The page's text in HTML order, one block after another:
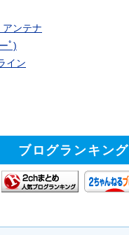
ンテナ
ﾟ)
イン
ブログランキング